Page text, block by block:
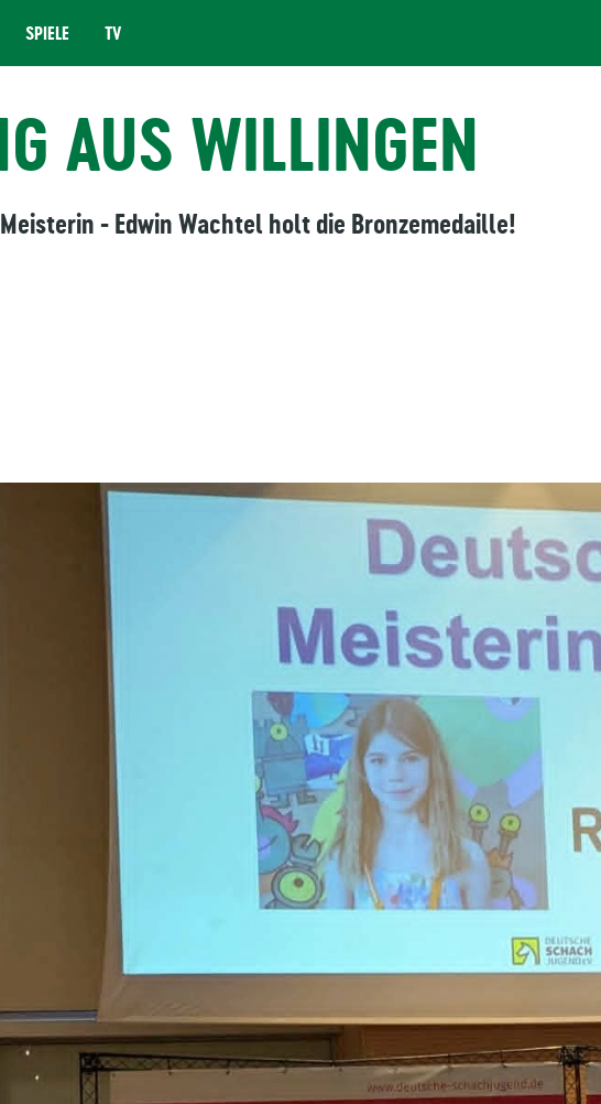
SPIELE TV
AUS WILLINGEN
- Edwin Wachtel holt die Bronzemedaille!